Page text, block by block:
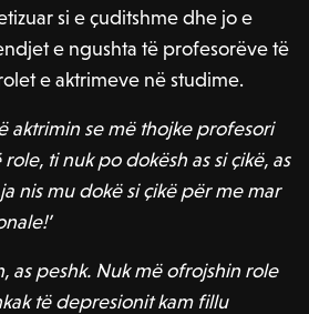
si e çuditshme dhe jo e
e ngushta të profesorëve të
e aktrimeve në studime.
aktrimin se më thojke profesori
ti nuk po dokësh as si çikë, as
nis mu dokë si çikë për me mar
as peshk. Nuk më ofrojshin role
të depresionit kam fillu